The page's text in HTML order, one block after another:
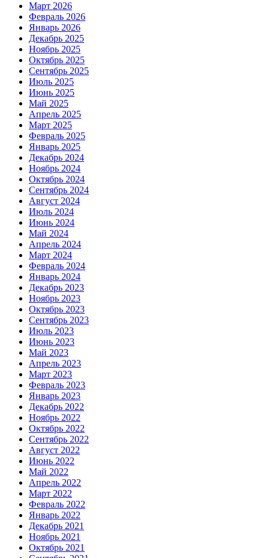
Март 2026
Февраль 2026
Январь 2026
Декабрь 2025
Ноябрь 2025
Октябрь 2025
Сентябрь 2025
Июль 2025
Июнь 2025
Май 2025
Апрель 2025
Март 2025
Февраль 2025
Январь 2025
Декабрь 2024
Ноябрь 2024
Октябрь 2024
Сентябрь 2024
Август 2024
Июль 2024
Июнь 2024
Май 2024
Апрель 2024
Март 2024
Февраль 2024
Январь 2024
Декабрь 2023
Ноябрь 2023
Октябрь 2023
Сентябрь 2023
Июль 2023
Июнь 2023
Май 2023
Апрель 2023
Март 2023
Февраль 2023
Январь 2023
Декабрь 2022
Ноябрь 2022
Октябрь 2022
Сентябрь 2022
Август 2022
Июнь 2022
Май 2022
Апрель 2022
Март 2022
Февраль 2022
Январь 2022
Декабрь 2021
Ноябрь 2021
Октябрь 2021